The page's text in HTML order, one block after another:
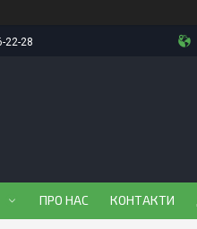
22-28
ПРО НАС КОНТАКТИ